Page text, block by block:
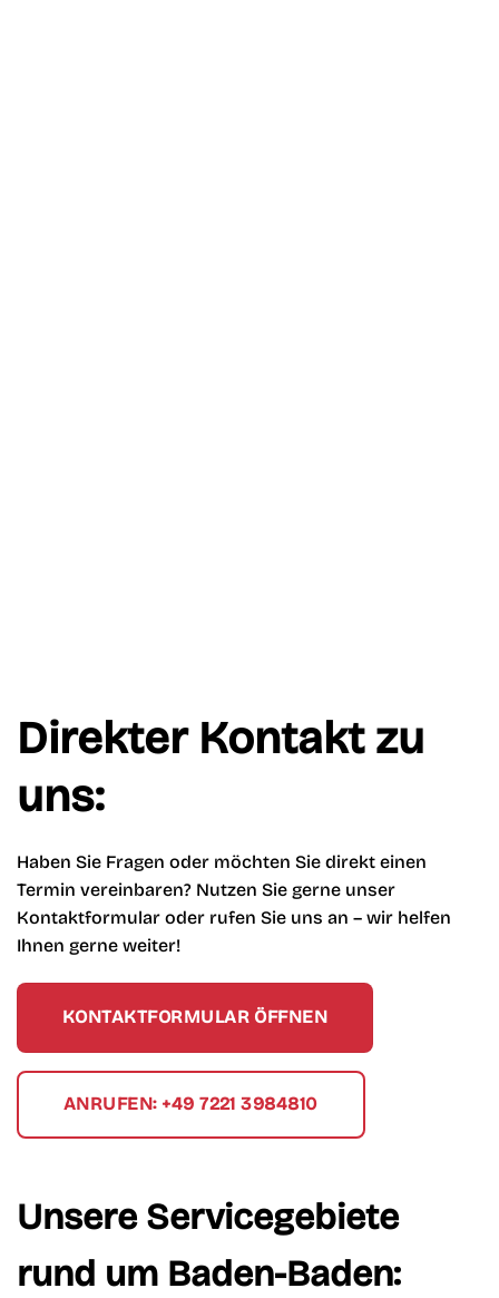
Direkter Kontakt zu
uns:
Haben Sie Fragen oder möchten Sie direkt einen
Termin vereinbaren? Nutzen Sie gerne unser
Kontaktformular oder rufen Sie uns an – wir helfen
Ihnen gerne weiter!
KONTAKTFORMULAR ÖFFNEN
ANRUFEN: +49 7221 3984810
Unsere Servicegebiete
rund um Baden-Baden: